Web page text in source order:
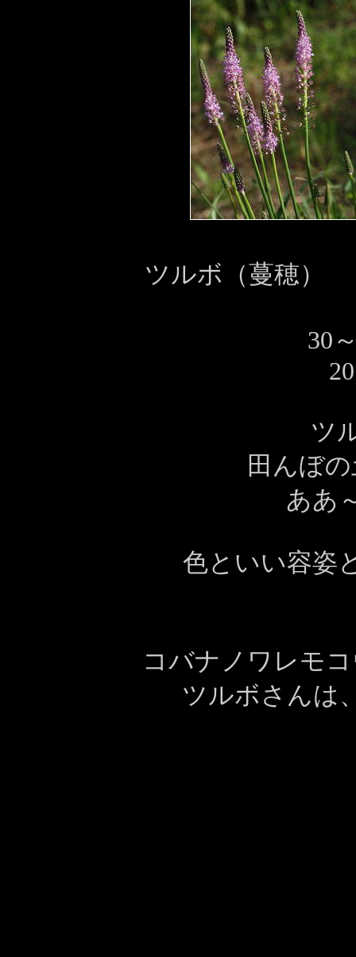
ツルボ（蔓穂）
30
ツ
田んぼ
ああ
色といい容姿
コバナノワレモ
ツルボさんは